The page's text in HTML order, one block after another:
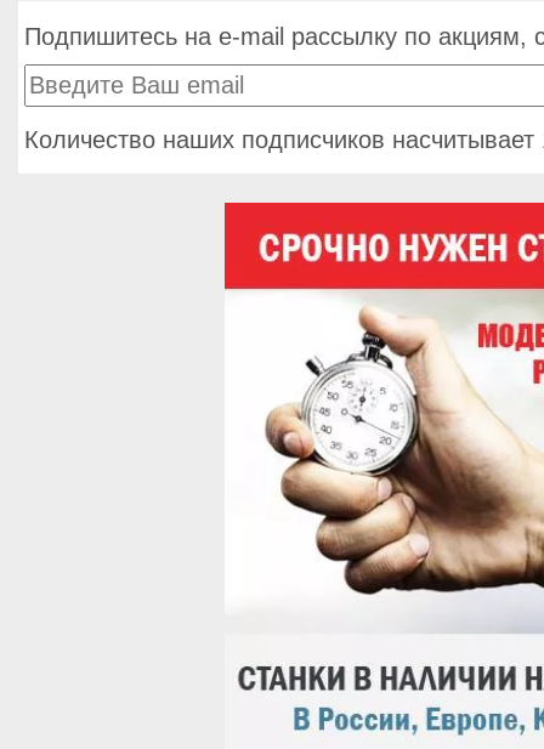
Подпишитесь на e-mail рассылку по акциям,
Количество наших подписчиков насчитывает